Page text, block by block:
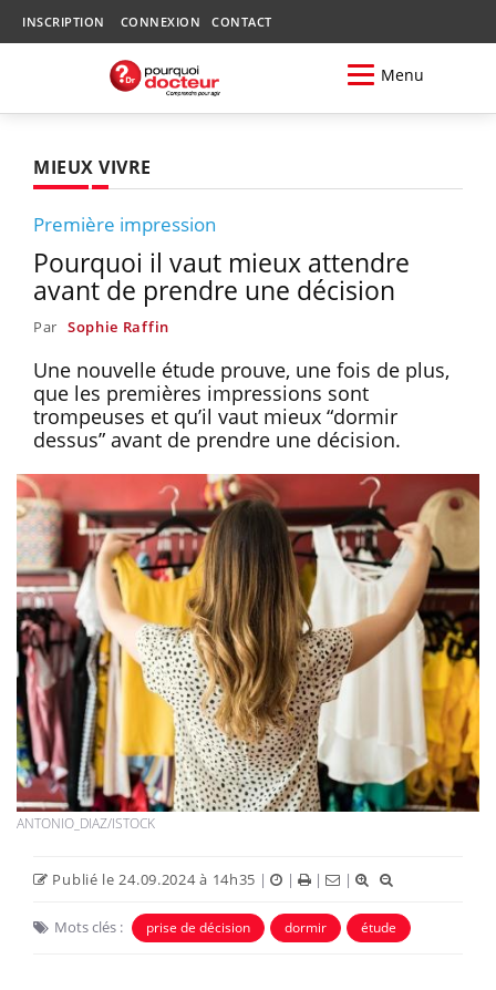
INSCRIPTION CONNEXION CONTACT
Menu
MIEUX VIVRE
Première impression
Pourquoi il vaut mieux attendre
avant de prendre une décision
Par Sophie Raffin
Une nouvelle étude prouve, une fois de plus,
que les premières impressions sont
trompeuses et qu’il vaut mieux “dormir
dessus” avant de prendre une décision.
ANTONIO_DIAZ/ISTOCK
Publié le 24.09.2024 à 14h35 | | | |
Mots clés : prise de décision dormir étude